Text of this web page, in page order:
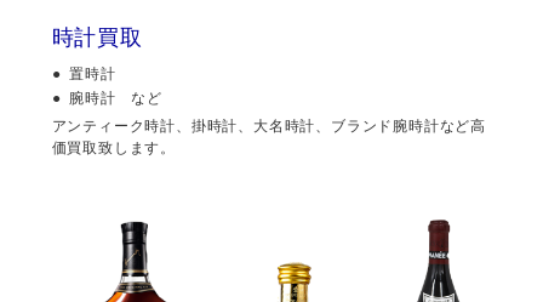
時計買取
置時計
腕時計 など
アンティーク時計、掛時計、大名時計、ブランド腕時計など高
価買取致します。